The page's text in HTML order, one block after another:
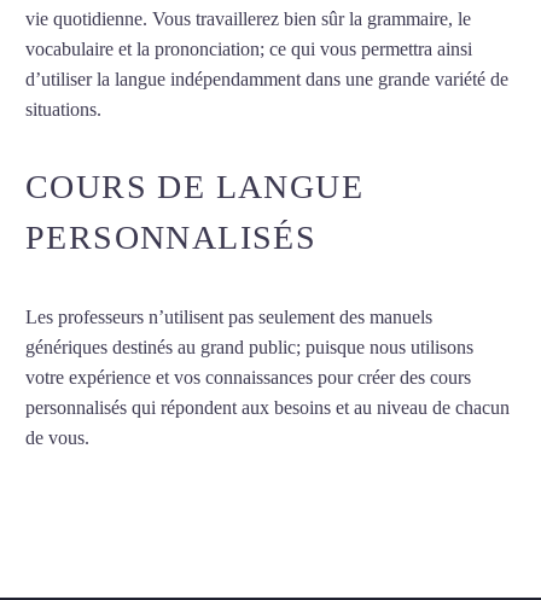
vie quotidienne. Vous travaillerez bien sûr la grammaire, le
vocabulaire et la prononciation; ce qui vous permettra ainsi
d’utiliser la langue indépendamment dans une grande variété de
situations.
COURS DE LANGUE
PERSONNALISÉS
Les professeurs n’utilisent pas seulement des manuels
génériques destinés au grand public; puisque nous utilisons
votre expérience et vos connaissances pour créer des cours
personnalisés qui répondent aux besoins et au niveau de chacun
de vous.